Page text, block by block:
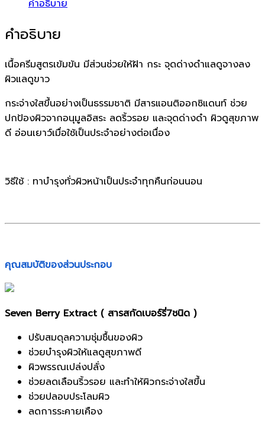
คำอธิบาย
คำอธิบาย
เนื้อครีมสูตรเข้มข้น มีส่วนช่วยให้ฝ้า กระ จุดด่างดําแลดูจางลง
ผิวแลดูขาว
กระจ่างใสขึ้นอย่างเป็นธรรมชาติ มีสารแอนติออกซิแดนท์ ช่วย
ปกป้องผิวจากอนุมูลอิสระ ลดริ้วรอย และจุดด่างดำ ผิวดูสุขภาพ
ดี อ่อนเยาว์เมื่อใช้เป็นประจําอย่างต่อเนื่อง
วิธีใช้ : ทาบำรุงทั่วผิวหน้าเป็นประจำทุกคืนก่อนนอน
คุณสมบัติของส่วนประกอบ
Seven Berry Extract ( สารสกัดเบอร์รี่7ชนิด )
ปรับสมดุลความชุ่มชื้นของผิว
ช่วยบำรุงผิวให้แลดูสุขภาพดี
ผิวพรรณเปล่งปลั่ง
ช่วยลดเลือนริ้วรอย และทำให้ผิวกระจ่างใสขึ้น
ช่วยปลอบประโลมผิว
ลดการระคายเคือง